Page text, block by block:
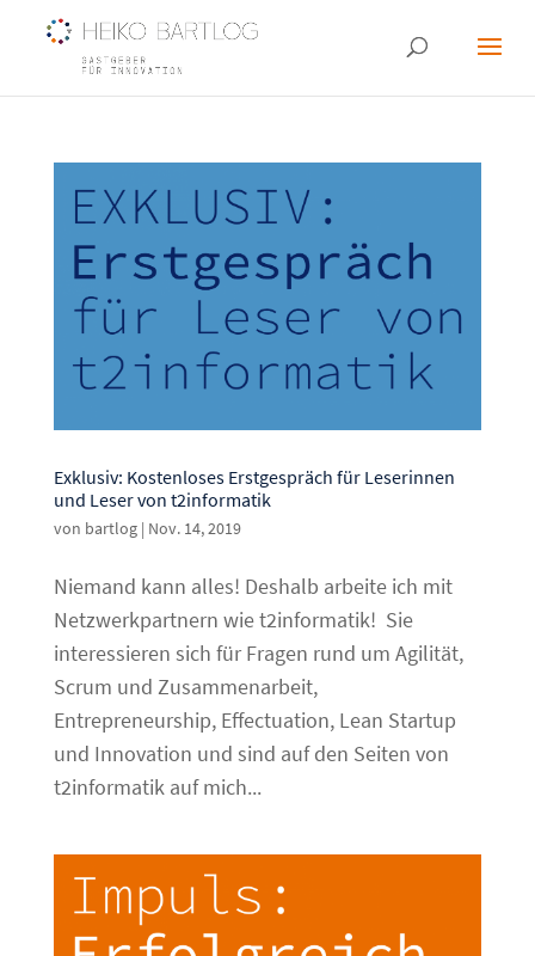
Exklusiv: Kostenloses Erstgespräch für Leserinnen
und Leser von t2informatik
von bartlog| Nov. 14, 2019
Niemand kann alles! Deshalb arbeite ich mit
Netzwerkpartnern wie t2informatik! Sie
interessieren sich für Fragen rund um Agilität,
Scrum und Zusammenarbeit,
Entrepreneurship, Effectuation, Lean Startup
und Innovation und sind auf den Seiten von
t2informatik auf mich...